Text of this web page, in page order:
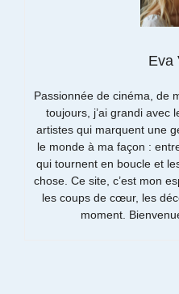
Eva
Passionnée de cinéma, de
toujours, j’ai grandi avec
artistes qui marquent une
le monde à ma façon :
qui tournent en boucle et
chose. Ce site, c’est mon
les coups de cœur, les
moment.